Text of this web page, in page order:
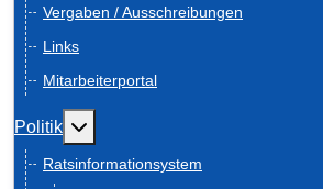
Vergaben / Ausschreibungen
Links
Mitarbeiterportal
Politik Weitere Informationen: Politik
Ratsinformationsystem